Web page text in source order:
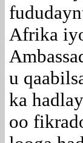
Afrika
u
ka
oo